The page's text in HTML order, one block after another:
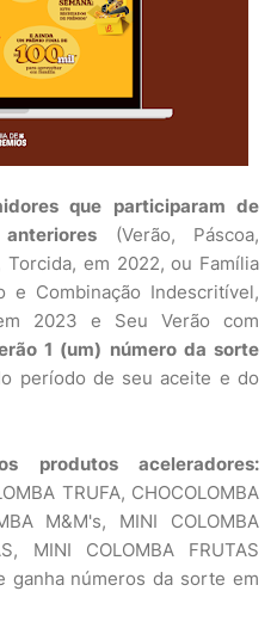
que participaram de
(Verão, Páscoa,
em 2022, ou Família
e Combinação Indescritível,
2023 e Seu Verão com
1 (um) número da sorte
período de seu aceite e do
produtos aceleradores:
TRUFA, CHOCOLOMBA
M&M's, MINI COLOMBA
MINI COLOMBA FRUTAS
ganha números da sorte em